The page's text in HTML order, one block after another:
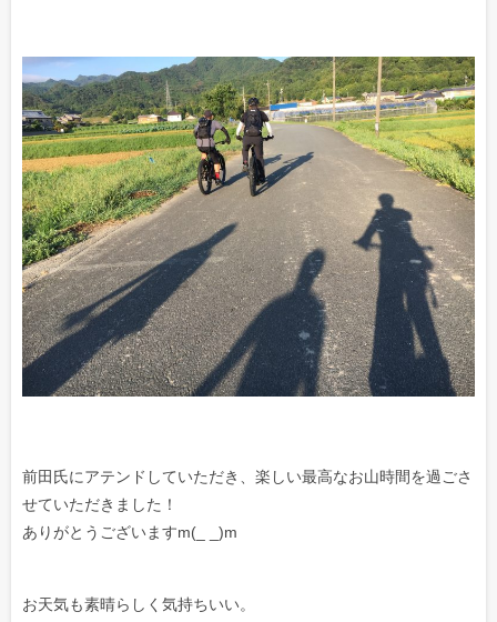
前田氏にアテンドしていただき、楽しい最高なお山時間を過ごさ
せていただきました！
ありがとうございますm(_ _)m
お天気も素晴らしく気持ちいい。